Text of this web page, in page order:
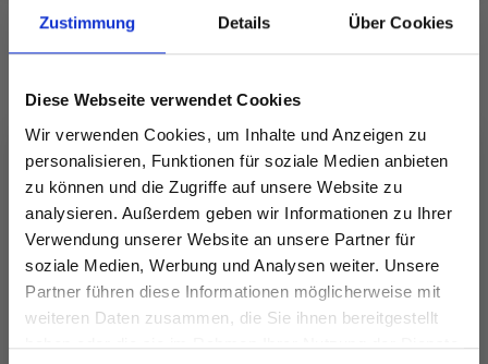
Zustimmung Details Über Cookies
Diese Webseite verwendet Cookies
Wir verwenden Cookies, um Inhalte und Anzeigen zu
personalisieren, Funktionen für soziale Medien anbieten
zu können und die Zugriffe auf unsere Website zu
analysieren. Außerdem geben wir Informationen zu Ihrer
Verwendung unserer Website an unsere Partner für
soziale Medien, Werbung und Analysen weiter. Unsere
Partner führen diese Informationen möglicherweise mit
weiteren Daten zusammen, die Sie ihnen bereitgestellt
haben oder die sie im Rahmen Ihrer Nutzung der Dienste
Spare bis zu 50%